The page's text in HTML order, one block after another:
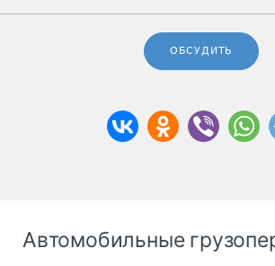
ОБСУДИТЬ
Автомобильные